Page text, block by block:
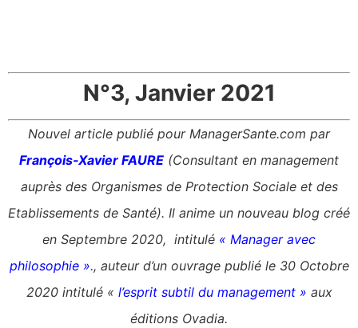
N°3, Janvier 2021
Nouvel article publié pour ManagerSante.com par
François-Xavier FAURE (Consultant en management
auprès des Organismes de Protection Sociale et des
Etablissements de Santé). Il anime un nouveau blog créé
en Septembre 2020, intitulé « Manager avec
philosophie »., auteur d’un ouvrage publié le 30 Octobre
2020 intitulé « l’esprit subtil du management » aux
éditions Ovadia.